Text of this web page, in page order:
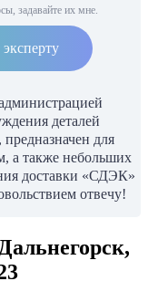
задавайте их мне.
деталей
для
а также небольших
доставки «СДЭК»
отвечу!